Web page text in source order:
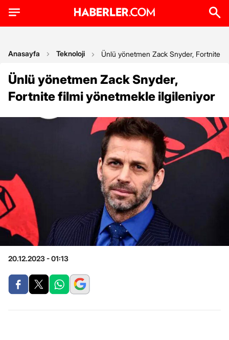
Anasayfa Teknoloji Ünlü yönetmen Zack Snyder, Fortnite
Ünlü yönetmen Zack Snyder,
Fortnite filmi yönetmekle ilgileniyor
20.12.2023 - 01:13